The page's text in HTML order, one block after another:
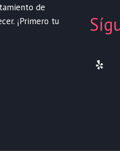
de
¡Primero tu